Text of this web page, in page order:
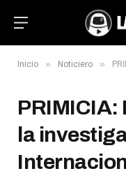
Inicio » Noticiero »
PRIMICIA:
la